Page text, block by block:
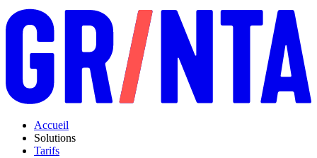
Accueil
Solutions
Tarifs